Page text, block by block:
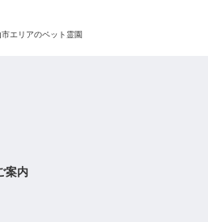
市エリアのペット霊園
案内